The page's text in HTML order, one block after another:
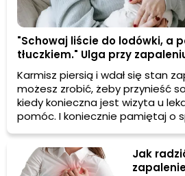
"Schowaj liście do lodówki, a
tłuczkiem." Ulga przy
Karmisz piersią i wdał się stan
możesz zrobić, żeby przynieść
kiedy konieczna jest wizyta u
pomóc. I koniecznie pamiętaj o
tradycyjnej metodzie
babcie.
Jak